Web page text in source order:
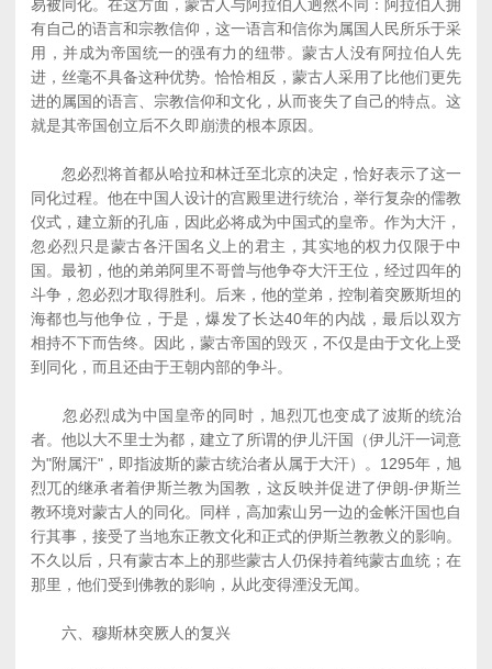
易被同化。在这方面，蒙古人与阿拉伯人迥然不同：阿拉伯人拥
有自己的语言和宗教信仰，这一语言和信你为属国人民所乐于采
用，并成为帝国统一的强有力的纽带。蒙古人没有阿拉伯人先
进，丝毫不具备这种优势。恰恰相反，蒙古人采用了比他们更先
进的属国的语言、宗教信仰和文化，从而丧失了自己的特点。这
就是其帝国创立后不久即崩溃的根本原因。
忽必烈将首都从哈拉和林迁至北京的决定，恰好表示了这一
同化过程。他在中国人设计的宫殿里进行统治，举行复杂的儒教
仪式，建立新的孔庙，因此必将成为中国式的皇帝。作为大汗，
忽必烈只是蒙古各汗国名义上的君主，其实地的权力仅限于中
国。最初，他的弟弟阿里不哥曾与他争夺大汗王位，经过四年的
斗争，忽必烈才取得胜利。后来，他的堂弟，控制着突厥斯坦的
海都也与他争位，于是，爆发了长达40年的内战，最后以双方
相持不下而告终。因此，蒙古帝国的毁灭，不仅是由于文化上受
到同化，而且还由于王朝内部的争斗。
忽必烈成为中国皇帝的同时，旭烈兀也变成了波斯的统治
者。他以大不里士为都，建立了所谓的伊儿汗国（伊儿汗一词意
为"附属汗"，即指波斯的蒙古统治者从属于大汗）。1295年，旭
烈兀的继承者着伊斯兰教为国教，这反映并促进了伊朗-伊斯兰
教环境对蒙古人的同化。同样，高加索山另一边的金帐汗国也自
行其事，接受了当地东正教文化和正式的伊斯兰教教义的影响。
不久以后，只有蒙古本上的那些蒙古人仍保持着纯蒙古血统；在
那里，他们受到佛教的影响，从此变得湮没无闻。
六、穆斯林突厥人的复兴